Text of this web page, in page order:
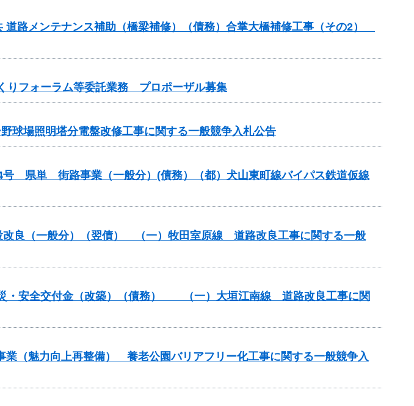
道路メンテナンス補助（橋梁補修）（債務）合掌大橋補修工事（その2）
りフォーラム等委託業務 プロポーザル募集
球場照明塔分電盤改修工事に関する一般競争入札公告
号 県単 街路事業（一般分）(債務）（都）犬山東町線バイパス鉄道仮線
良（一般分）（翌債） （一）牧田室原線 道路改良工事に関する一般
・安全交付金（改築）（債務） （一）大垣江南線 道路改良工事に関
（魅力向上再整備） 養老公園バリアフリー化工事に関する一般競争入